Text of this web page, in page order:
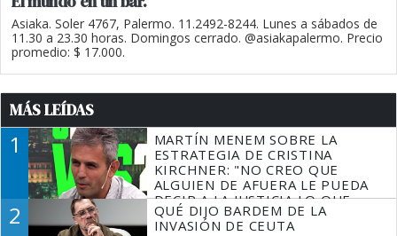
Asiaka. Soler 4767, Palermo. 11.2492-8244. Lunes a sábados de
11.30 a 23.30 horas. Domingos cerrado. @asiakapalermo. Precio
promedio: $ 17.000.
MÁS LEÍDAS
1
MARTÍN MENEM SOBRE LA
ESTRATEGIA DE CRISTINA
KIRCHNER: "NO CREO QUE
ALGUIEN DE AFUERA LE PUEDA
DECIR A LA JUSTICIA LO QUE
TIENE QUE HACER"
2
QUÉ DIJO BARDEM DE LA
INVASIÓN DE CEUTA